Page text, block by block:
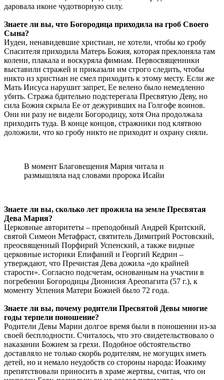
даровала иконе чудотворную силу.
Знаете ли вы, что Богородица приходила на гроб Своего
Сына?
Иудеи, ненавидевшие христиан, не хотели, чтобы ко гробу
Спасителя приходила Матерь Божия, которая преклоняла там
колени, плакала и воскуряла фимиам. Первосвященники
выставили стражей и приказали им строго следить, чтобы
никто из христиан не смел приходить к этому месту. Если же
Мать Иисуса нарушит запрет, Ее велено было немедленно
убить. Стража бдительно подстерегала Пресвятую Деву, но
сила Божия скрыла Ее от дежуривших на Голгофе воинов.
Они ни разу не видели Богородицу, хотя Она продолжала
приходить туда. В конце концов, стражники под клятвою
доложили, что ко гробу никто не приходит и охрану сняли.
В момент Благовещения Мария читала и
размышляла над словами пророка Исайи
Знаете ли вы, сколько лет прожила на земле Пресвятая
Дева Мария?
Церковные авторитеты – преподобный Андрей Критский,
святой Симеон Метафраст, святитель Димитрий Ростовский,
преосвященный Порфирий Успенский, а также видные
церковные историки Епифаний и Георгий Кедрин –
утверждают, что Пречистая Дева дожила «до крайней
старости». Согласно подсчетам, основанным на участии в
погребении Богородицы Дионисия Ареопагита (57 г.), к
моменту Успения Матери Божией было 72 года.
Знаете ли вы, почему родители Пресвятой Девы многие
годы терпели поношение?
Родители Девы Марии долгое время были в поношении из-за
своей бесплодности. Считалось, что это свидетельствовало о
наказании Божием за грехи. Подобное обстоятельство
доставляло не только скорбь родителям, не могущих иметь
детей, но и немало неудобств со стороны народа: Иоакиму
препятствовали приносить в храме жертвы, считая, что он